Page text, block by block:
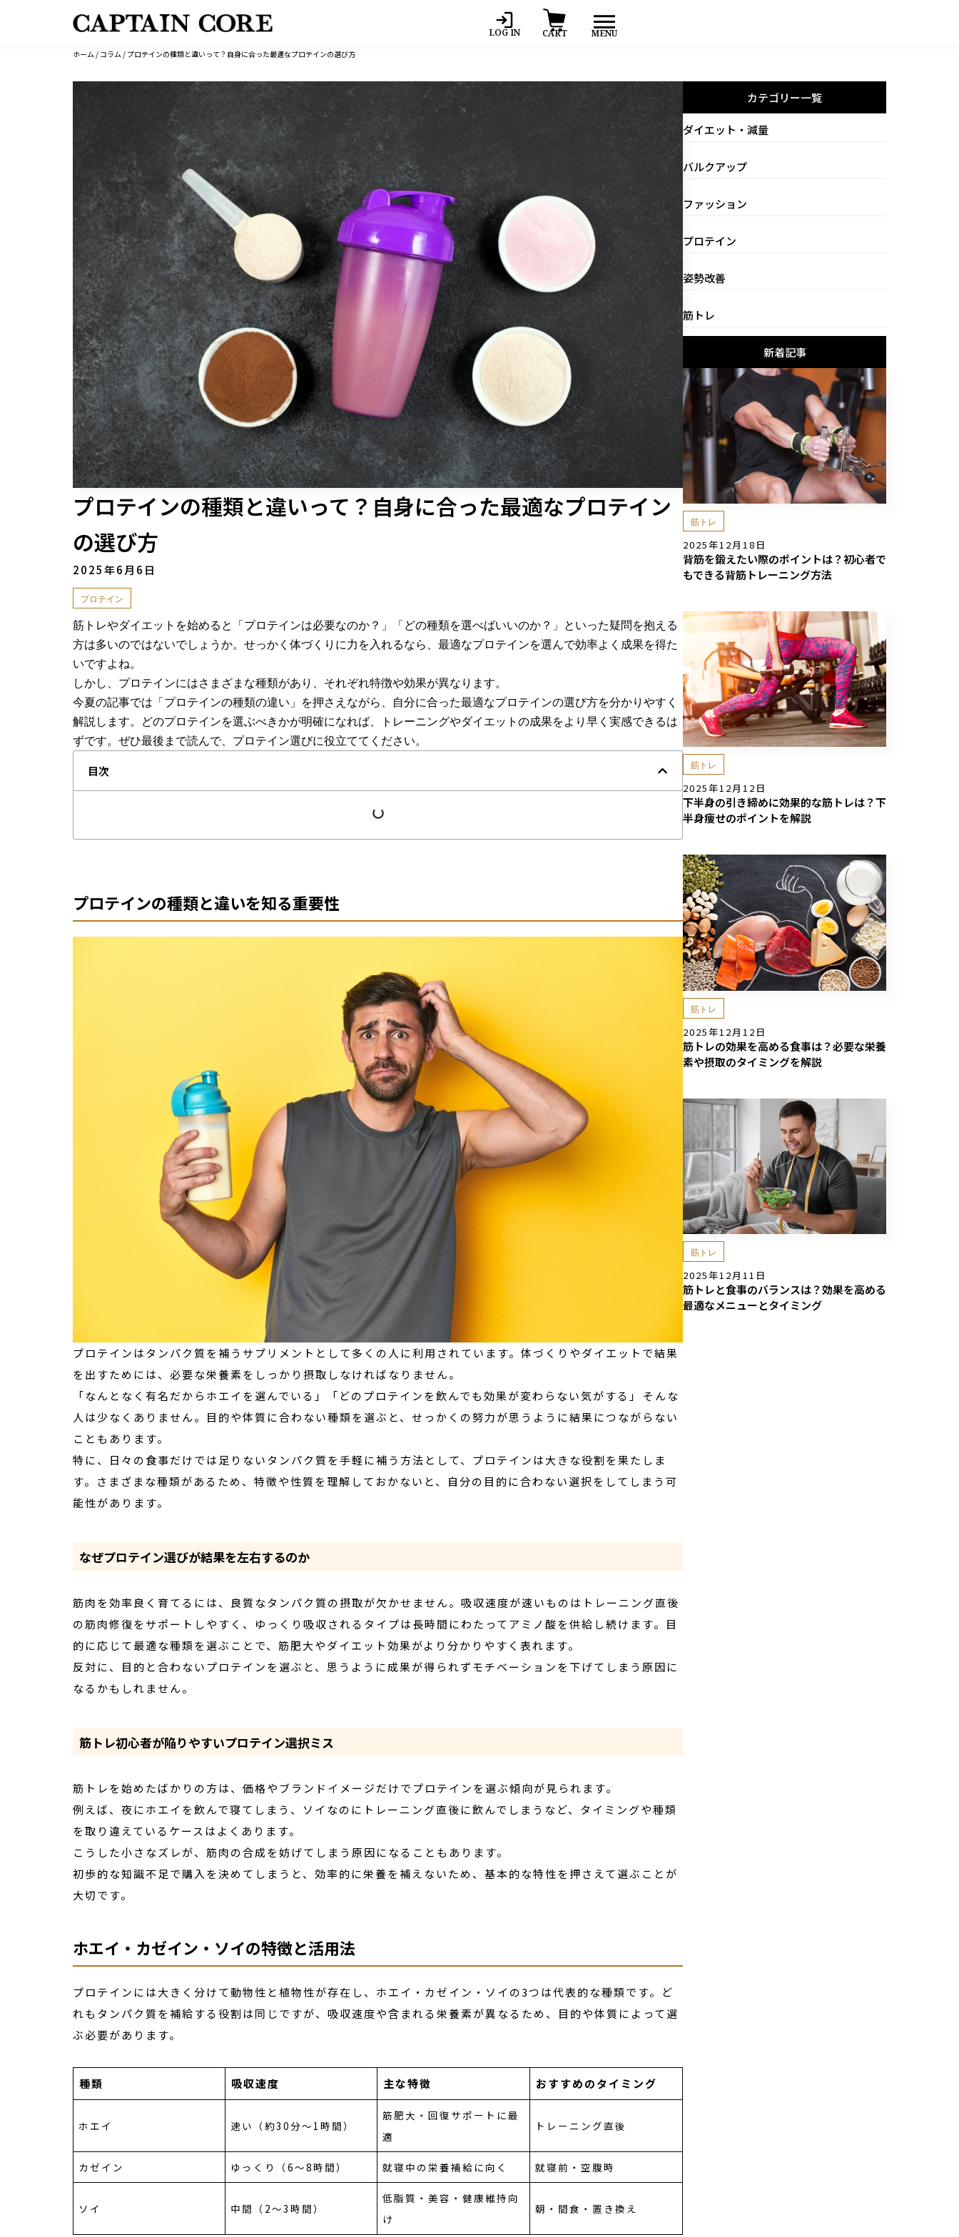
LOG IN CART MENU
ホーム / コラム / プロテインの種類と違いって？自身に合った最適なプロテインの選び方
プロテインの種類と違いって？自身に合った最適なプロテイン
の選び方
2025年6月6日
プロテイン
筋トレやダイエットを始めると「プロテインは必要なのか？」「どの種類を選べばいいのか？」といった疑問を抱える
方は多いのではないでしょうか。せっかく体づくりに力を入れるなら、最適なプロテインを選んで効率よく成果を得た
いですよね。
しかし、プロテインにはさまざまな種類があり、それぞれ特徴や効果が異なります。
今夏の記事では「プロテインの種類の違い」を押さえながら、自分に合った最適なプロテインの選び方を分かりやすく
解説します。どのプロテインを選ぶべきかが明確になれば、トレーニングやダイエットの成果をより早く実感できるは
ずです。ぜひ最後まで読んで、プロテイン選びに役立ててください。
目次
プロテインの種類と違いを知る重要性
プロテインはタンパク質を補うサプリメントとして多くの人に利用されています。体づくりやダイエットで結果
を出すためには、必要な栄養素をしっかり摂取しなければなりません。
「なんとなく有名だからホエイを選んでいる」「どのプロテインを飲んでも効果が変わらない気がする」――そんな
人は少なくありません。目的や体質に合わない種類を選ぶと、せっかくの努力が思うように結果につながらない
こともあります。
特に、日々の食事だけでは足りないタンパク質を手軽に補う方法として、プロテインは大きな役割を果たしま
す。さまざまな種類があるため、特徴や性質を理解しておかないと、自分の目的に合わない選択をしてしまう可
能性があります。
なぜプロテイン選びが結果を左右するのか
筋肉を効率良く育てるには、良質なタンパク質の摂取が欠かせません。吸収速度が速いものはトレーニング直後
の筋肉修復をサポートしやすく、ゆっくり吸収されるタイプは長時間にわたってアミノ酸を供給し続けます。目
的に応じて最適な種類を選ぶことで、筋肥大やダイエット効果がより分かりやすく表れます。
反対に、目的と合わないプロテインを選ぶと、思うように成果が得られずモチベーションを下げてしまう原因に
なるかもしれません。
筋トレ初心者が陥りやすいプロテイン選択ミス
筋トレを始めたばかりの方は、価格やブランドイメージだけでプロテインを選ぶ傾向が見られます。
例えば、夜にホエイを飲んで寝てしまう、ソイなのにトレーニング直後に飲んでしまうなど、タイミングや種類
を取り違えているケースはよくあります。
こうした小さなズレが、筋肉の合成を妨げてしまう原因になることもあります。
初歩的な知識不足で購入を決めてしまうと、効率的に栄養を補えないため、基本的な特性を押さえて選ぶことが
大切です。
ホエイ・カゼイン・ソイの特徴と活用法
プロテインには大きく分けて動物性と植物性が存在し、ホエイ・カゼイン・ソイの3つは代表的な種類です。ど
れもタンパク質を補給する役割は同じですが、吸収速度や含まれる栄養素が異なるため、目的や体質によって選
ぶ必要があります。
種類 吸収速度 主な特徴 おすすめのタイミング
ホエイ 速い（約30分〜1時間）
筋肥大・回復サポートに最
適
トレーニング直後
カゼイン ゆっくり（6〜8時間） 就寝中の栄養補給に向く 就寝前・空腹時
ソイ 中間（2〜3時間）
低脂質・美容・健康維持向
け
朝・間食・置き換え
カテゴリー一覧
ダイエット・減量
バルクアップ
ファッション
プロテイン
姿勢改善
筋トレ
新着記事
筋トレ
2025年12月18日
背筋を鍛えたい際のポイントは？初心者で
もできる背筋トレーニング方法
筋トレ
2025年12月12日
下半身の引き締めに効果的な筋トレは？下
半身痩せのポイントを解説
筋トレ
2025年12月12日
筋トレの効果を高める食事は？必要な栄養
素や摂取のタイミングを解説
筋トレ
2025年12月11日
筋トレと食事のバランスは？効果を高める
最適なメニューとタイミング